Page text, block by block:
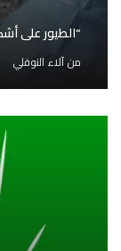
“الطيور على
منآلاء النوفلي